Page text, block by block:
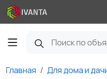
Главная Для дома и